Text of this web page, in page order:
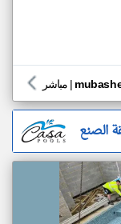
مباشر |
الصنع